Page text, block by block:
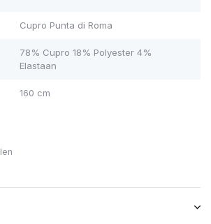
Cupro Punta di Roma
78% Cupro 18% Polyester 4%
Elastaan
160 cm